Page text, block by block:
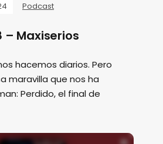
Podcast
– Maxiserios
hacemos diarios. Pero
maravilla que nos ha
Perdido, el final de